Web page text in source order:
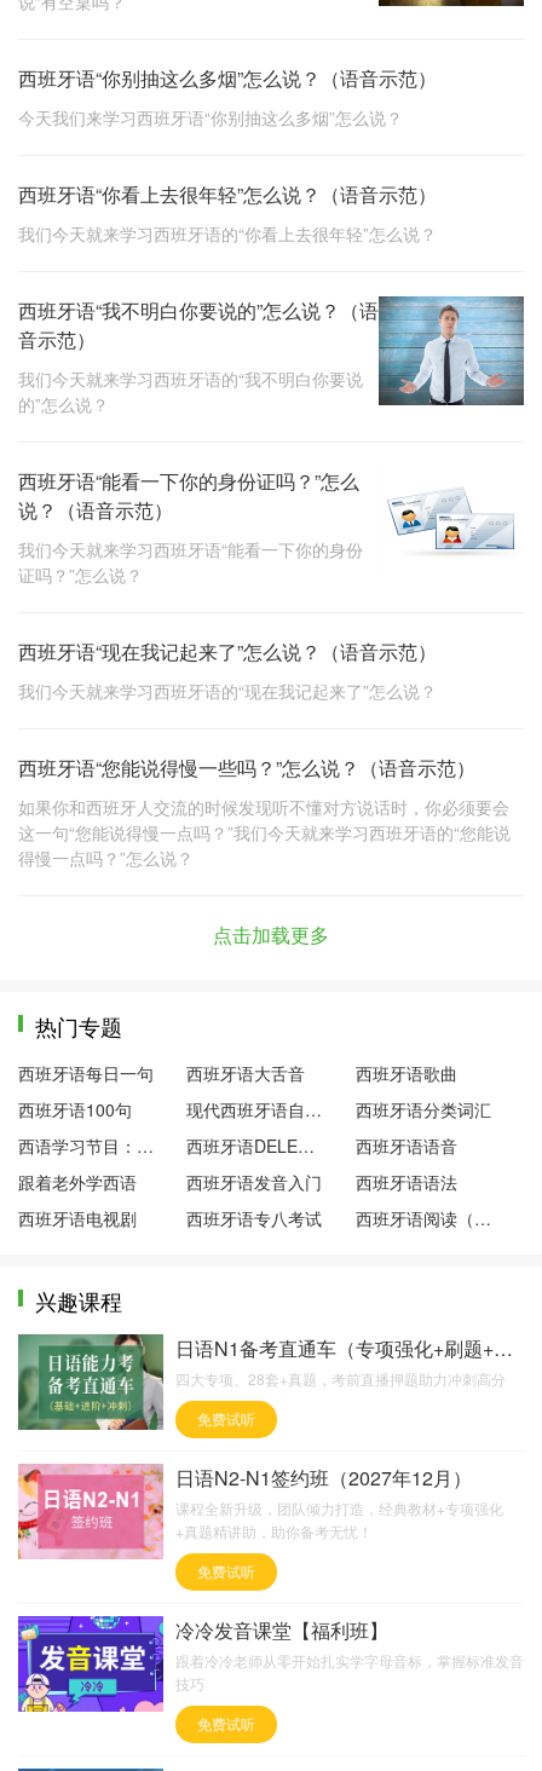
西班牙语“你别抽这么多烟”怎么说？（语音示范）
今天我们来学习西班牙语“你别抽这么多烟”怎么说？
西班牙语“你看上去很年轻”怎么说？（语音示范）
我们今天就来学习西班牙语的“你看上去很年轻”怎么说？
西班牙语“我不明白你要说的”怎么说？（语
音示范）
我们今天就来学习西班牙语的“我不明白你要说
的”怎么说？
西班牙语“能看一下你的身份证吗？”怎么
说？（语音示范）
我们今天就来学习西班牙语“能看一下你的身份
证吗？”怎么说？
西班牙语“现在我记起来了”怎么说？（语音示范）
我们今天就来学习西班牙语的“现在我记起来了”怎么说？
西班牙语“您能说得慢一些吗？”怎么说？（语音示范）
如果你和西班牙人交流的时候发现听不懂对方说话时，你必须要会
这一句“您能说得慢一点吗？”我们今天就来学习西班牙语的“您能说
得慢一点吗？”怎么说？
点击加载更多
热门专题
西班牙语每日一句 西班牙语大舌音
西班牙语歌曲
西班牙语100句
现代西班牙语自学笔记
西班牙语分类词汇
西语学习节目：西语下午茶
西班牙语DELE考试
西班牙语语音
跟着老外学西语
西班牙语发音入门
西班牙语语法
西班牙语电视剧
西班牙语专八考试 西班牙语阅读（双语）
兴趣课程
日语N1备考直通车（专项强化+刷题+直播押题）
四大专项、28套+真题，考前直播押题助力冲刺高分
免费试听
日语N2-N1签约班（2027年12月）
课程全新升级，团队倾力打造，经典教材+专项强化
+真题精讲助，助你备考无忧！
免费试听
冷冷发音课堂【福利班】
跟着冷冷老师从零开始扎实学字母音标，掌握标准发音
技巧
免费试听